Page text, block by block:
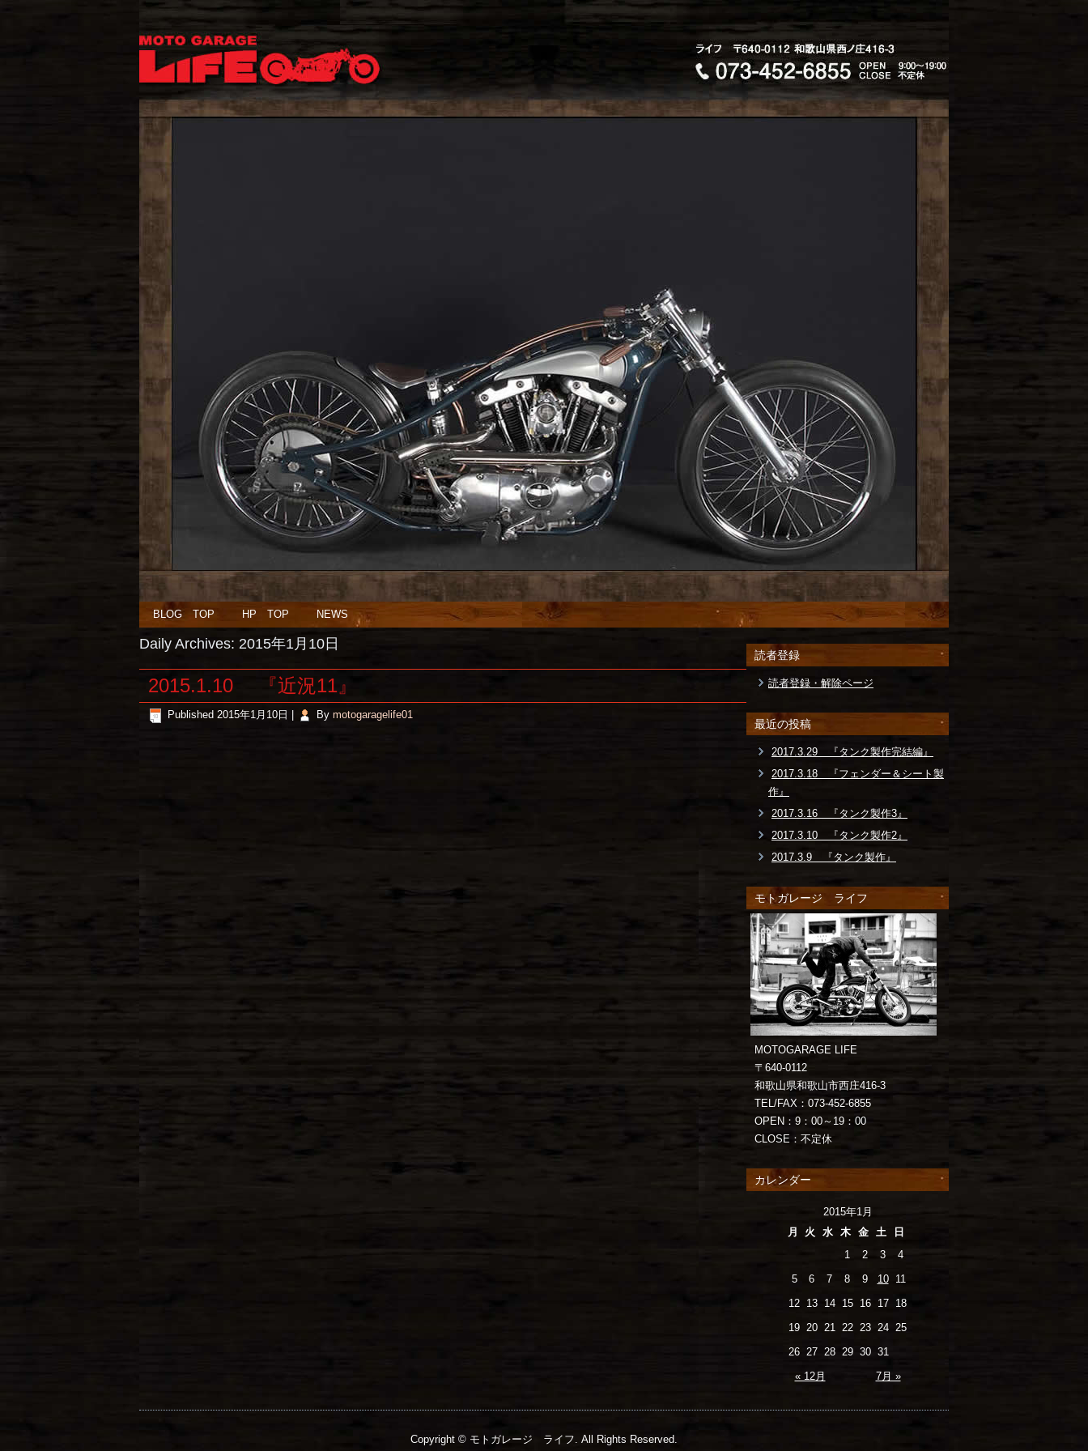
BLOG TOP HP TOP NEWS
Daily Archives: 2015年1月10日
2015.1.10 『近況11』
Published 2015年1月10日 By motogaragelife01
読者登録
読者登録・解除ページ
最近の投稿
2017.3.29 『タンク製作完結編』
2017.3.18 『フェンダー＆シート製
作』
2017.3.16 『タンク製作3』
2017.3.10 『タンク製作2』
2017.3.9 『タンク製作』
モトガレージ ライフ
MOTOGARAGE LIFE
〒640-0112
和歌山県和歌山市西庄416-3
TEL/FAX：073-452-6855
OPEN：9：00～19：00
CLOSE：不定休
カレンダー
2015年1月
月
火 水 木 金 土 日
« 12月 7月 »
1 2 3
4
5
6 7 8 9 10
11
12 13 14 15 16 17
18
19 20 21 22 23 24 25
26 27 28 29 30 31
Copyright © モトガレージ ライフ. All Rights Reserved.